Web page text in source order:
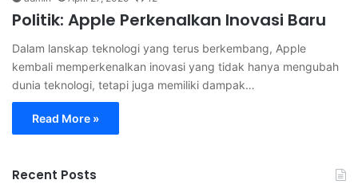
Politik: Apple Perkenalkan Inovasi Baru
Dalam lanskap teknologi yang terus berkembang, Apple
kembali memperkenalkan inovasi yang tidak hanya mengubah
dunia teknologi, tetapi juga memiliki dampak…
Read More »
Recent Posts